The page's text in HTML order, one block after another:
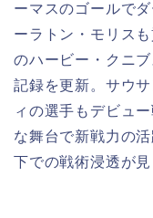
ーマスのゴールで
ーラトン・モリス
のハービー・クニ
記録を更新。サウ
ィの選手もデビュ
な舞台で新戦力の
下での戦術浸透が